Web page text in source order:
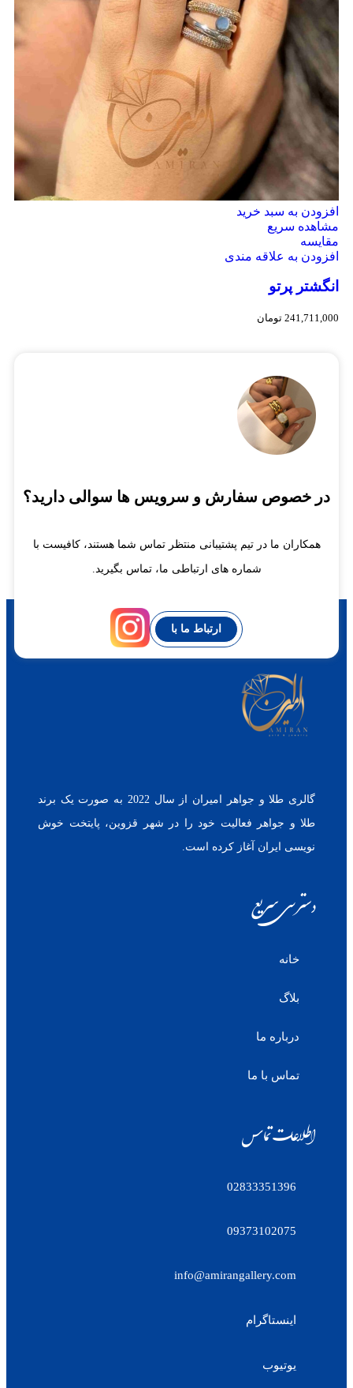
افزودن به سبد خرید
مشاهده سریع
مقایسه
افزودن به علاقه مندی
انگشتر پرتو
241,711,000 تومان
در خصوص سفارش و سرویس ها سوالی دارید؟
همکاران ما در تیم پشتیبانی منتظر تماس شما هستند، کافیست با
شماره های ارتباطی ما، تماس بگیرید.
ارتباط ما با
گالری طلا و جواهر امیران از سال 2022 به صورت یک برند
طلا و جواهر فعالیت خود را در شهر قزوین، پایتخت خوش
نویسی ایران آغاز کرده است.
دسترسی سریع
خانه
بلاگ
درباره ما
تماس با ما
اطلاعات تماس
02833351396
09373102075
info@amirangallery.com
اینستاگرام
یوتیوب